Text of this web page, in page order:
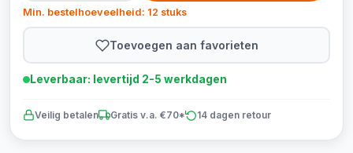
Min. bestelhoeveelheid: 12 stuks
Toevoegen aan favorieten
Leverbaar: levertijd 2-5 werkdagen
Veilig betalen Gratis v.a. €70* 14 dagen retour